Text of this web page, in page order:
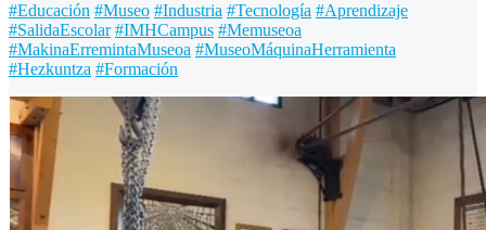
#Educación #Museo #Industria #Tecnología #Aprendizaje
#SalidaEscolar #IMHCampus #Memuseoa
#MakinaErremintaMuseoa #MuseoMáquinaHerramienta
#Hezkuntza #Formación